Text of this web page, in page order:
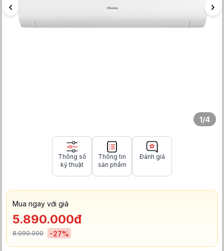
1/4
Thông số
kỹ thuật
Thông tin
sản phẩm
Đánh giá
Mua ngay với giá
5.890.000đ
8.090.000 -27%